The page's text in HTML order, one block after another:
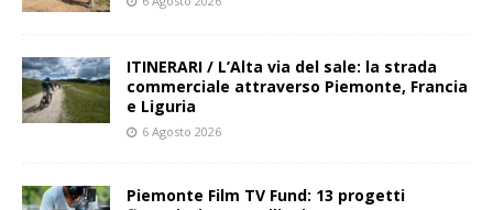
ITINERARI / L’Alta via del sale: la strada
commerciale attraverso Piemonte, Francia
e Liguria
6 Agosto 2026
Piemonte Film TV Fund: 13 progetti